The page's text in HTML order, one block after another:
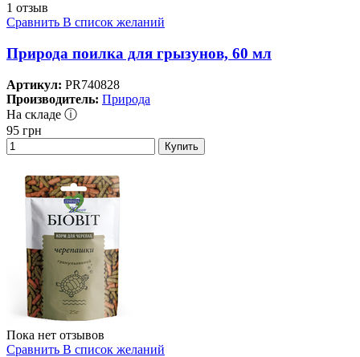
1 отзыв
Сравнить В список желаний
Природа поилка для грызунов, 60 мл
Артикул: PR740828
Производитель: Природа
На складе ⓘ
95 грн
Купить
Пока нет отзывов
Сравнить В список желаний